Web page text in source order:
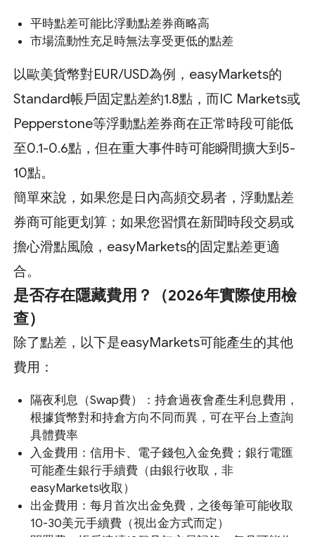
平時點差可能比浮動點差券商略高
市場流動性充足時無法享受更低的點差
以歐美貨幣對EUR/USD為例，easyMarkets的
Standard帳戶固定點差約1.8點，而IC Markets或
Pepperstone等浮動點差券商在正常時段可能低
至0.1-0.6點，但在重大事件時可能瞬間擴大到5-
10點。
簡單來說，如果您是日內高頻交易者，浮動點差
券商可能更划算；如果您習慣在新聞時段交易或
擔心滑點風險，easyMarkets的固定點差更適
合。
是否存在隱藏費用？（2026年實際使用檢
查）
除了點差，以下是easyMarkets可能產生的其他
費用：
隔夜利息（Swap費）：持倉過夜會產生利息費用，
根據貨幣對和持倉方向不同而異，可在平台上查詢
具體費率
入金費用：信用卡、電子錢包入金免費；銀行電匯
可能產生銀行手續費（由銀行收取，非
easyMarkets收取）
出金費用：每月首次出金免費，之後每筆可能收取
10-30美元手續費（視出金方式而定）